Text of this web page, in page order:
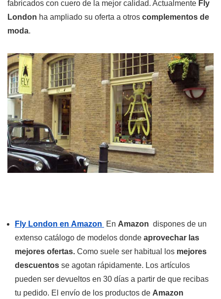
fabricados con cuero de la mejor calidad. Actualmente Fly
London ha ampliado su oferta a otros complementos de
moda.
Fly London en Amazon En Amazon dispones de un
extenso catálogo de modelos donde aprovechar las
mejores ofertas. Como suele ser habitual los mejores
descuentos se agotan rápidamente. Los artículos
pueden ser devueltos en 30 días a partir de que recibas
tu pedido. El envío de los productos de Amazon